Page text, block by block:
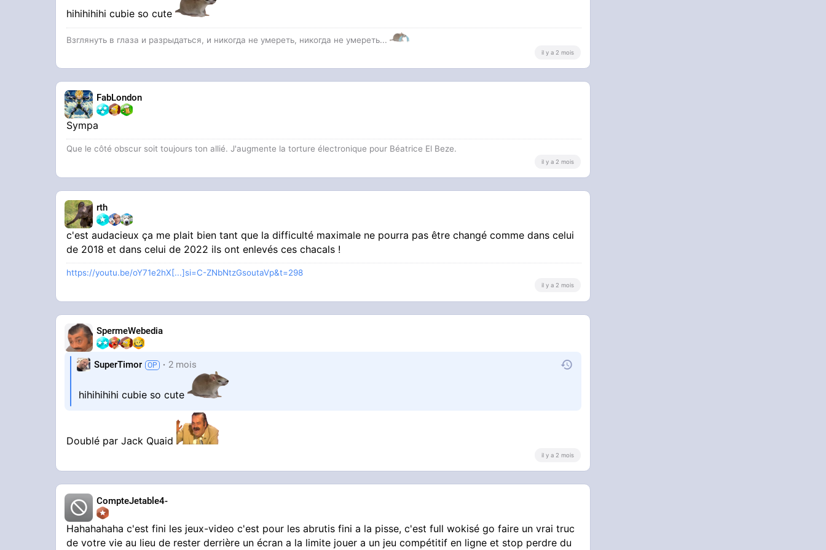
18:50
Le truc est une gelée bleu de dofus
hihihihihi cubie so cute
Взглянуть в глаза и разрыдаться, и никогда не умереть, никогда не умереть...
il y a 2 mois
FabLondon
Sympa
Que le côté obscur soit toujours ton allié. J'augmente la torture électronique pour Béatrice El Beze.
il y a 2 mois
rth
c'est audacieux ça me plait bien tant que la difficulté maximale ne pourra pas être changé comme dans celui
de 2018 et dans celui de 2022 ils ont enlevés ces chacals !
https://youtu.be/oY71e2hX[...]si=C-ZNbNtzGsoutaVp&t=298
il y a 2 mois
SpermeWebedia
SuperTimor 2 mois
hihihihihi cubie so cute
Doublé par Jack Quaid
il y a 2 mois
CompteJetable4-
Hahahahaha c'est fini les jeux-video c'est pour les abrutis fini a la pisse, c'est full wokisé go faire un vrai truc
de votre vie au lieu de rester derrière un écran a la limite jouer a un jeu compétitif en ligne et stop perdre du